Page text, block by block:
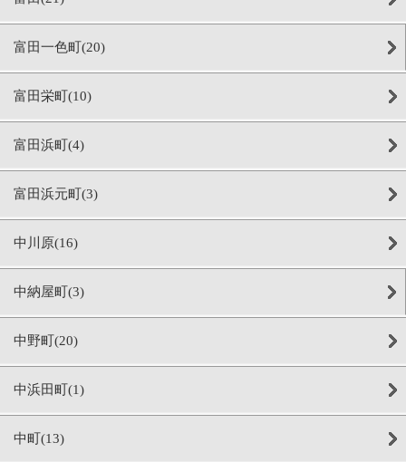
富田一色町(20)
富田栄町(10)
富田浜町(4)
富田浜元町(3)
中川原(16)
中納屋町(3)
中野町(20)
中浜田町(1)
中町(13)